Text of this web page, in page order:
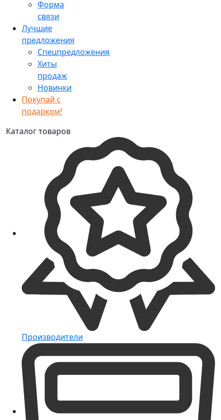
Форма
связи
Лучшие
предложения
Спецпредложения
Хиты
продаж
Новинки
Покупай с
подарком!
Каталог товаров
Производители